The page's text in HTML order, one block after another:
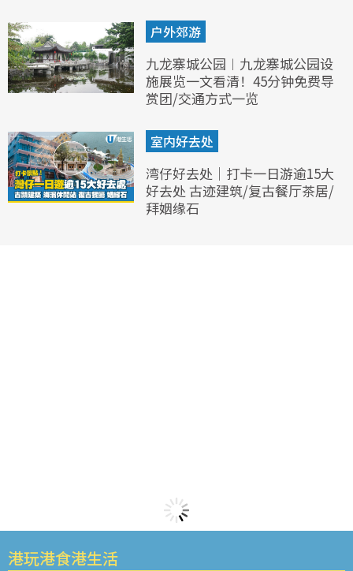
户外郊游
九龙寨城公园︱九龙寨城公园设
施展览一文看清！45分钟免费导
赏团/交通方式一览
室内好去处
湾仔好去处｜打卡一日游逾15大
好去处 古迹建筑/复古餐厅茶居/
拜姻缘石
港玩港食港生活